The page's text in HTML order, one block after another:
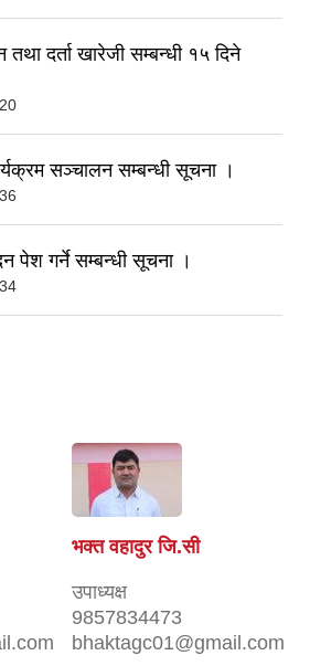
दर्ता खारेजी सम्बन्धी १५ दिने
सञ्चालन सम्बन्धी सूचना ।
पेश गर्ने सम्बन्धी सूचना ।
भक्त वहादुर जि.सी
उपाध्यक्ष
9857834473
bhaktagc01@gmail.com